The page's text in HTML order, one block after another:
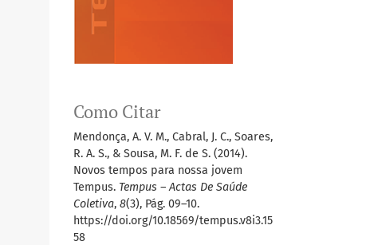
Como Citar
Mendonça, A. V. M., Cabral, J. C., Soares,
R. A. S., & Sousa, M. F. de S. (2014).
Novos tempos para nossa jovem
Tempus. Tempus – Actas De Saúde
Coletiva, 8(3), Pág. 09–10.
https://doi.org/10.18569/tempus.v8i3.15
58